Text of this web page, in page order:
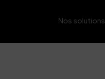
Nos solutions